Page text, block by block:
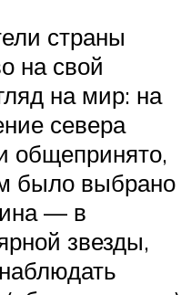
страны
на свой
на мир: на
севера
общепринято,
было выбрано
— в
звезды,